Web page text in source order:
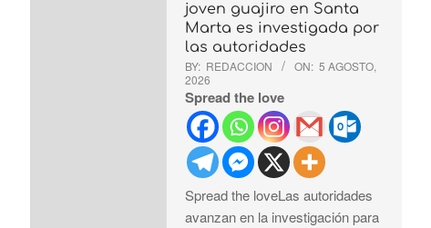
joven guajiro en Santa
Marta es investigada por
las autoridades
BY: REDACCION ON: 5 AGOSTO,
2026
Spread the love
Spread the loveLas autoridades
avanzan en la investigación para